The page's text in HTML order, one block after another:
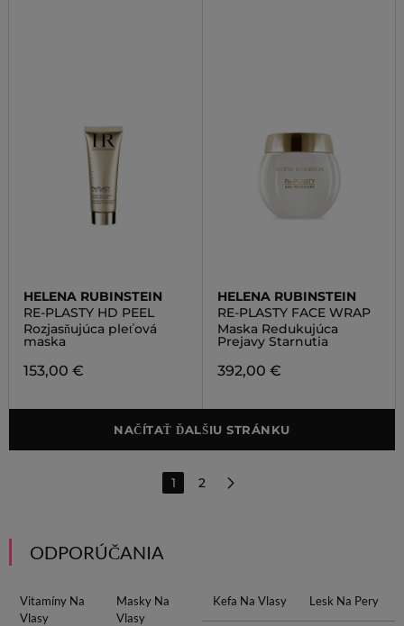
HELENA RUBINSTEIN
RE-PLASTY HD PEEL
Rozjasňujúca pleťová
maska
153,00 €
HELENA RUBINSTEIN
RE-PLASTY FACE WRAP
Maska Redukujúca
Prejavy Starnutia
392,00 €
NAČÍTAŤ ĎALŠIU STRÁNKU
1 2
ODPORÚČANIA
Vitamíny Na
Vlasy
Masky Na
Vlasy
Kefa Na Vlasy Lesk Na Pery